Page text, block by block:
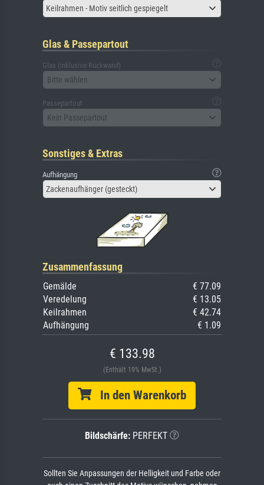
Keilrahmen - Motiv seitlich gespiegelt
Glas & Passepartout
Glas (inklusive Rückwand)
Bitte wählen
Passepartout
Kein Passepartout
Sonstiges & Extras
Aufhängung
Zackenaufhänger (gesteckt)
Zusammenfassung
Gemälde
€ 77.09
Veredelung
€ 13.05
Keilrahmen
€ 42.74
Aufhängung
€ 1.09
€ 133.98
(Enthält 19% MwSt.)
In den Warenkorb
Bildschärfe: PERFEKT
Sollten Sie Anpassungen der Helligkeit und Farbe oder